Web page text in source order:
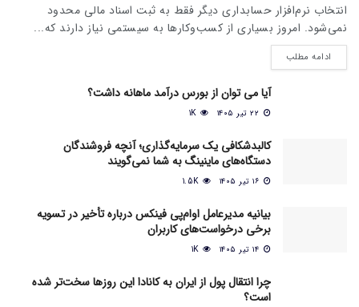
انتخاب نرم‌افزار حسابداری دیگر فقط به ثبت اسناد مالی محدود
نمی‌شود. امروز بسیاری از کسب‌وکارها به سیستمی نیاز دارند که...
ادامه مطلب
آیا می‌ توان از بورس درآمد ماهانه داشت؟
1K
کالبدشکافی یک سرمایه‌گذاری؛ آنچه فروشندگان
دستگاه‌های ماینینگ به شما نمی‌گویند
1.5K
بیانیه مدیرعامل او‌ام‌پی فینکس درباره تأخیر در تسویه
برخی درخواست‌های کاربران
1K
چرا انتقال پول از ایران به کانادا این روزها سخت‌تر شده
است؟